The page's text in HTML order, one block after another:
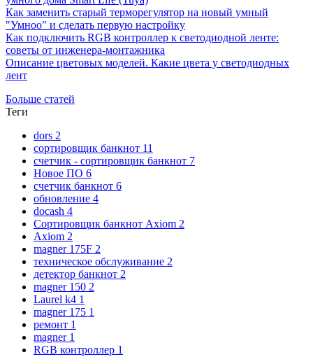
Как заменить старый терморегулятор на новый умный
"Умноо" и сделать первую настройку
Как подключить RGB контроллер к светодиодной ленте:
советы от инженера-монтажника
Описание цветовых моделей. Какие цвета у светодиодных
лент
Больше статей
Теги
dors 2
сортировщик банкнот 11
счетчик - сортировщик банкнот 7
Новое ПО 6
счетчик банкнот 6
обновление 4
docash 4
Сортировщик банкнот Axiom 2
Axiom 2
magner 175F 2
техническое обслуживание 2
детектор банкнот 2
magner 150 2
Laurel k4 1
magner 175 1
ремонт 1
magner 1
RGB контроллер 1